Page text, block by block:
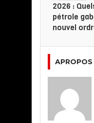
2026 :
pétrole
nouvel